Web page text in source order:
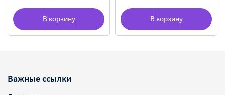
В корзину В корзину
Важные ссылки